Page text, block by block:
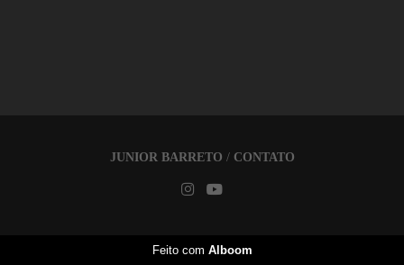
JUNIOR BARRETO / CONTATO
Feito com Alboom